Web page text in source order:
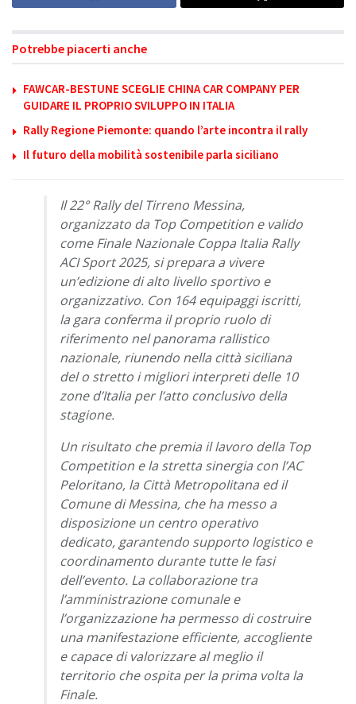
Potrebbe piacerti anche
FAWCAR-BESTUNE SCEGLIE CHINA CAR COMPANY PER
GUIDARE IL PROPRIO SVILUPPO IN ITALIA
Rally Regione Piemonte: quando l’arte incontra il rally
Il futuro della mobilità sostenibile parla siciliano
Il 22° Rally del Tirreno Messina,
organizzato da Top Competition e valido
come Finale Nazionale Coppa Italia Rally
ACI Sport 2025, si prepara a vivere
un’edizione di alto livello sportivo e
organizzativo. Con 164 equipaggi iscritti,
la gara conferma il proprio ruolo di
riferimento nel panorama rallistico
nazionale, riunendo nella città siciliana
del o stretto i migliori interpreti delle 10
zone d’Italia per l’atto conclusivo della
stagione.
Un risultato che premia il lavoro della Top
Competition e la stretta sinergia con l’AC
Peloritano, la Città Metropolitana ed il
Comune di Messina, che ha messo a
disposizione un centro operativo
dedicato, garantendo supporto logistico e
coordinamento durante tutte le fasi
dell’evento. La collaborazione tra
l’amministrazione comunale e
l’organizzazione ha permesso di costruire
una manifestazione efficiente, accogliente
e capace di valorizzare al meglio il
territorio che ospita per la prima volta la
Finale.